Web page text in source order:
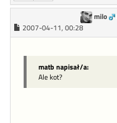
milo
2007-04-11, 00:28
matb napisał/a:
Ale kot?